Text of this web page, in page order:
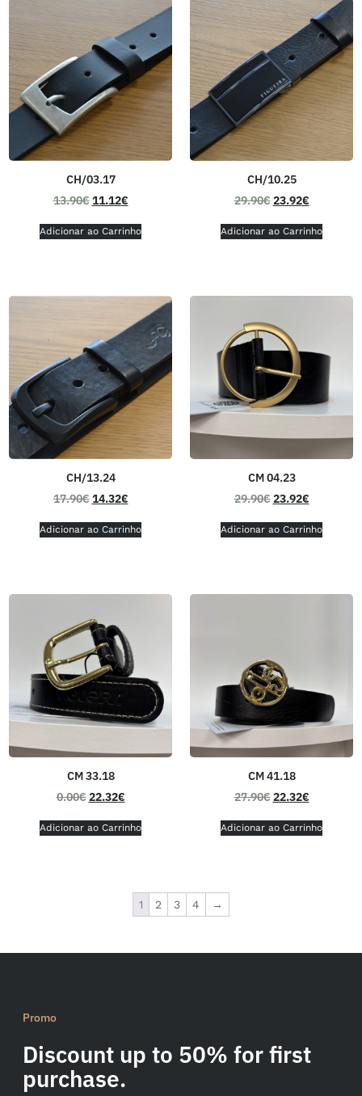
CH/03.17
13.90€11.12€
Adicionar ao Carrinho
CH/10.25
29.90€23.92€
Adicionar ao Carrinho
CH/13.24
17.90€14.32€
Adicionar ao Carrinho
CM 04.23
29.90€23.92€
Adicionar ao Carrinho
CM 33.18
0.00€22.32€
Adicionar ao Carrinho
CM 41.18
27.90€22.32€
Adicionar ao Carrinho
1 2 3 4 →
Promo
Discount up to 50% for first
purchase.